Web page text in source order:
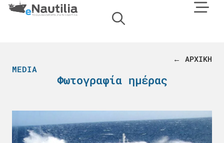
← ΑΡΧΙΚΗ
MEDIA
Φωτογραφία ημέρας